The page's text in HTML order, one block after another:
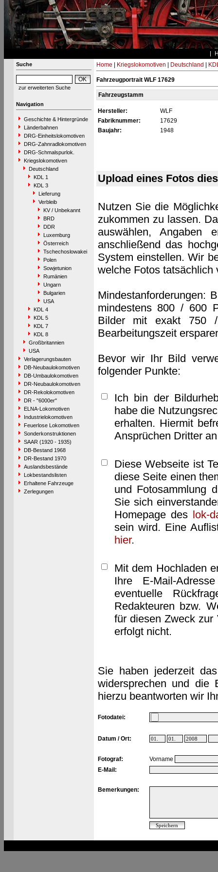
Suche
zur erweiterten Suche
Navigation
Geschichte & Hintergründe
Länderbahnen
DRG-Einheitslokomotiven
DRG-Zahnradlokomotiven
DRG-Schmalspurlok.
Kriegslokomotiven
Deutschland
KDL 1
KDL 3
Lieferung
Verbleib
KV / Unbekannt
BRD
DDR
Luxemburg
Österreich
Tschechoslowakei
Polen
Sowjetunion
Rumänien
Ungarn
Bulgarien
USA
KDL 4
KDL 5
KDL 7
KDL 8
Großbritannien
USA
Verlagerungsbauten
DB-Neubaulokomotiven
DB-Umbaulokomotiven
DR-Neubaulokomotiven
DR-Rekolokomotiven
DR - "6000er"
ELNA-Lokomotiven
Industrielokomotiven
Feuerlose Lokomotiven
Sonderkonstruktionen
SAAR (1920 - 1935)
DB-Bestand 1968
DR-Bestand 1970
Auslandsbestände
Lokbestandslisten
Erhaltene Fahrzeuge
Zerlegungen
Home Kriegslokomotiven Deutschland
Fahrzeugportrait WLF 17629
Fahrzeugstamm
Hersteller:
WLF
Fabriknummer:
17629
Baujahr:
1948
Upload eines Fotos
Nutzen Sie die
zukommen zu lassen.
auswählen, Angaben
anschließend das
System einstellen. Wir
welche Fotos tatsächlich
Mindestanforderungen:
mindestens 800 / 600
Bilder mit exakt 750
Bearbeitungszeit
Bevor wir Ihr Bild
folgender Punkte:
Ich bin der
habe die
erhalten. Hiermit
Ansprüchen Dritter
Diese Webseite ist
diese Seite einen
und Fotosammlung
Sie sich
Homepage des lok-
sein wird. Eine
hier.
Mit dem Hochladen
Ihre E-Mail-
eventuelle
Redakteuren bzw.
für diesen Zweck zur
erfolgt nicht.
Sie haben jederzeit
widersprechen und die
hierzu beantworten wir
Fotodatei:
Datum / Ort:
Fotograf:
Vorname
E-Mail:
Bemerkungen: